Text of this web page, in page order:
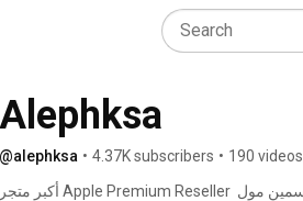
Alephksa
@alephksa • 4.37K subscribers • 190 videos
أكبر متجر Apple Premium Reseller في الشرق الأوسط - الرياض، النخيل مول. جدة، الياسمين مول